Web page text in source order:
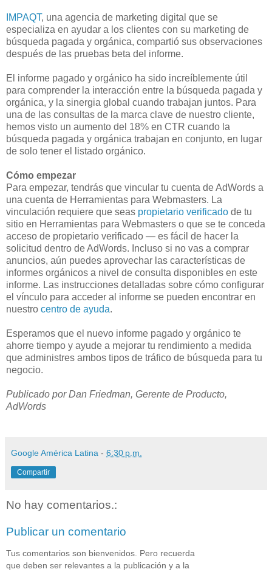
IMPAQT, una agencia de marketing digital que se
especializa en ayudar a los clientes con su marketing de
búsqueda pagada y orgánica, compartió sus observaciones
después de las pruebas beta del informe.
El informe pagado y orgánico ha sido increíblemente útil
para comprender la interacción entre la búsqueda pagada y
orgánica, y la sinergia global cuando trabajan juntos. Para
una de las consultas de la marca clave de nuestro cliente,
hemos visto un aumento del 18% en CTR cuando la
búsqueda pagada y orgánica trabajan en conjunto, en lugar
de solo tener el listado orgánico.
Cómo empezar
Para empezar, tendrás que vincular tu cuenta de AdWords a
una cuenta de Herramientas para Webmasters. La
vinculación requiere que seas propietario verificado de tu
sitio en Herramientas para Webmasters o que se te conceda
acceso de propietario verificado — es fácil de hacer la
solicitud dentro de AdWords. Incluso si no vas a comprar
anuncios, aún puedes aprovechar las características de
informes orgánicos a nivel de consulta disponibles en este
informe. Las instrucciones detalladas sobre cómo configurar
el vínculo para acceder al informe se pueden encontrar en
nuestro centro de ayuda.
Esperamos que el nuevo informe pagado y orgánico te
ahorre tiempo y ayude a mejorar tu rendimiento a medida
que administres ambos tipos de tráfico de búsqueda para tu
negocio.
Publicado por Dan Friedman, Gerente de Producto,
AdWords
Google América Latina - 6:30 p.m.
Compartir
No hay comentarios.:
Publicar un comentario
Tus comentarios son bienvenidos. Pero recuerda
que deben ser relevantes a la publicación y a la